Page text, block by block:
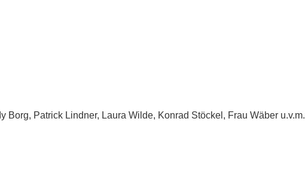
Borg, Patrick Lindner, Laura Wilde, Konrad Stöckel, Frau Wäber u.v.m.